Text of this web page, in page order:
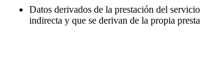
Datos derivados de la prestación del
indirecta y que se derivan de la propia